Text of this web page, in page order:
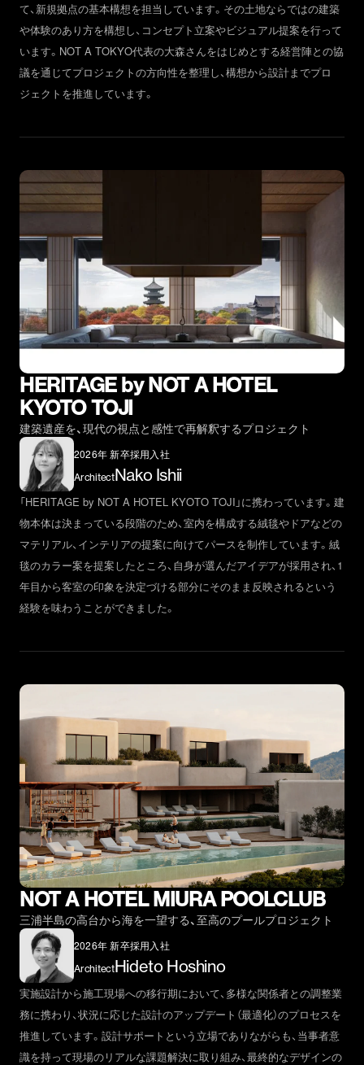
て、新規拠点の基本構想を担当しています。その土地ならではの建築
や体験のあり方を構想し、コンセプト立案やビジュアル提案を行って
います。NOT A TOKYO代表の大森さんをはじめとする経営陣との協
議を通じてプロジェクトの方向性を整理し、構想から設計までプロ
ジェクトを推進しています。
HERITAGE by NOT A HOTEL
KYOTO TOJI
建築遺産を、現代の視点と感性で再解釈するプロジェクト
2026年 新卒採用入社
ArchitectNako Ishii
「HERITAGE by NOT A HOTEL KYOTO TOJI」に携わっています。建
物本体は決まっている段階のため、室内を構成する絨毯やドアなどの
マテリアル、インテリアの提案に向けてパースを制作しています。絨
毯のカラー案を提案したところ、自身が選んだアイデアが採用され、1
年目から客室の印象を決定づける部分にそのまま反映されるという
経験を味わうことができました。
NOT A HOTEL MIURA POOLCLUB
三浦半島の高台から海を一望する、至高のプールプロジェクト
2026年 新卒採用入社
ArchitectHideto Hoshino
実施設計から施工現場への移行期において、多様な関係者との調整業
務に携わり、状況に応じた設計のアップデート（最適化）のプロセスを
推進しています。設計サポートという立場でありながらも、当事者意
識を持って現場のリアルな課題解決に取り組み、最終的なデザインの